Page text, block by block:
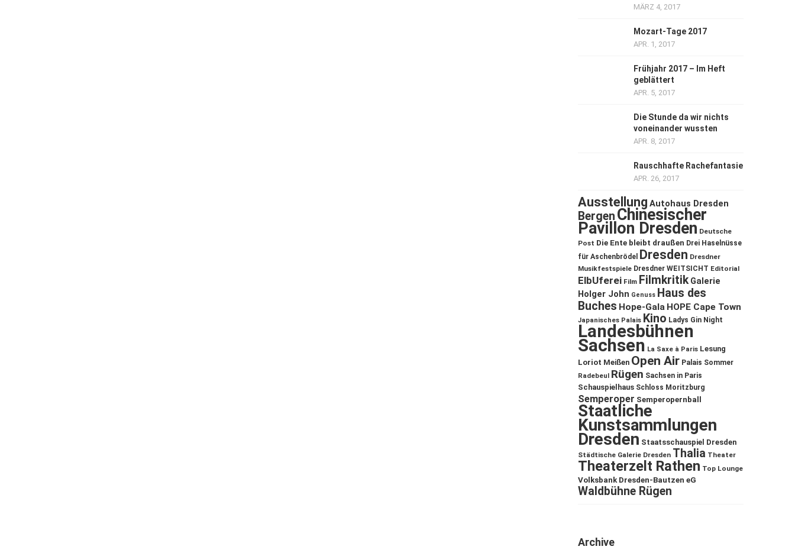
MÄRZ 4, 2017
Mozart-Tage 2017
APR. 1, 2017
Frühjahr 2017 – Im Heft
geblättert
APR. 5, 2017
Die Stunde da wir nichts
voneinander wussten
APR. 8, 2017
Rauschhafte Rachefantasie
APR. 26, 2017
Ausstellung Autohaus Dresden
Bergen Chinesischer
Pavillon Dresden Deutsche
Post Die Ente bleibt draußen Drei Haselnüsse
für Aschenbrödel
Dresden Dresdner
Musikfestspiele Dresdner WEITSICHT Editorial
ElbUferei Film Filmkritik Galerie
Holger John Genuss Haus des
Buches Hope-Gala HOPE Cape Town
Japanisches Palais Kino Ladys Gin Night
Landesbühnen
Sachsen La Saxe à Paris Lesung
Loriot Meißen Open Air Palais Sommer
Radebeul Rügen Sachsen in Paris
Schauspielhaus Schloss Moritzburg
Semperoper Semperopernball
Staatliche
Kunstsammlungen
Dresden Staatsschauspiel Dresden
Städtische Galerie Dresden Thalia Theater
Theaterzelt Rathen Top Lounge
Volksbank Dresden-Bautzen eG
Waldbühne Rügen
Archive